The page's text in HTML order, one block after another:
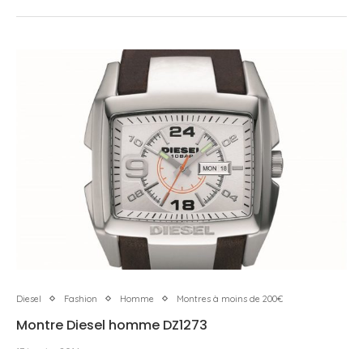
Diesel Fashion Homme Montres à moins de 200€
Montre Diesel homme DZ1273